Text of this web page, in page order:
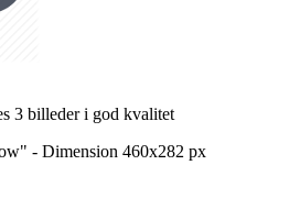
3 billeder i god kvalitet
- Dimension 460x282 px